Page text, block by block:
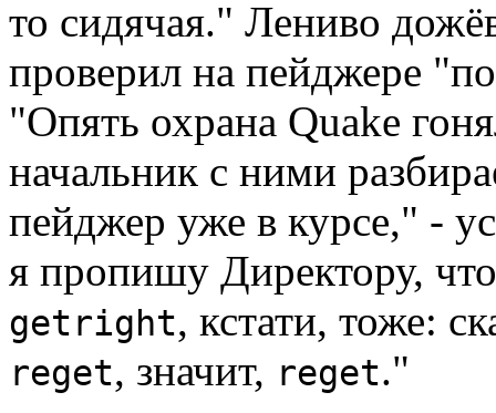
то сидячая." Лениво
проверил на пейджере
"Опять охрана Quake
начальник с ними
пейджер уже в курсе," -
я пропишу Директору,
getright, кстати, тоже:
reget, значит, reget."